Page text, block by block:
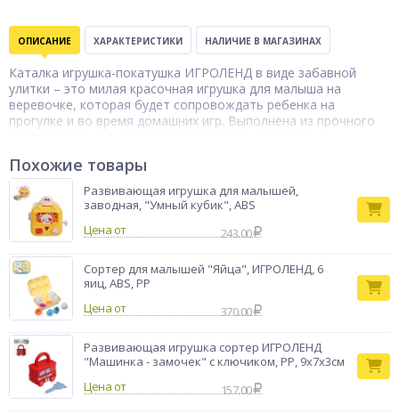
ОПИСАНИЕ ХАРАКТЕРИСТИКИ НАЛИЧИЕ В МАГАЗИНАХ
Каталка игрушка-покатушка ИГРОЛЕНД в виде забавной
улитки – это милая красочная игрушка для малыша на
веревочке, которая будет сопровождать ребенка на
прогулке и во время домашних игр. Выполнена из прочного
стимулировать у ребенка физическую активность, поможет
развить равновесие и координацию. 3 дизайна в
ассортименте.
Тип товара
Бренд
ИГРОЛЕНД
Похожие товары
Развивающая игрушка для малышей,
заводная, "Умный кубик", ABS
Цена от
243.00
Сортер для малышей "Яйца", ИГРОЛЕНД, 6
яиц, ABS, PP
Цена от
370.00
Развивающая игрушка сортер ИГРОЛЕНД
"Машинка - замочек" с ключиком, PP, 9х7х3см
Цена от
157.00